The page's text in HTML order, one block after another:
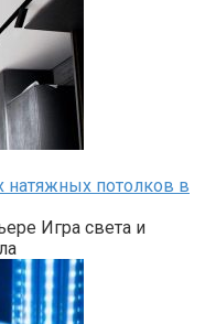
натяжных потолков в
Игра света и